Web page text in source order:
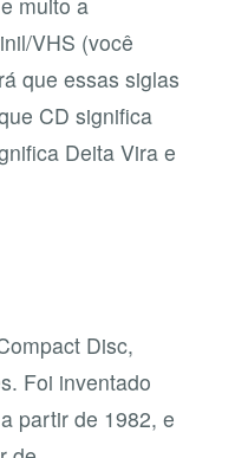
VHS (você
que essas siglas
CD significa
Deita Vira e
Disc,
Foi inventado
partir de 1982, e